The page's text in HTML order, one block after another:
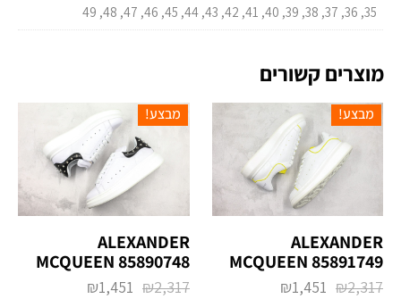
35, 36, 37, 38, 39, 40, 41, 42, 43, 44, 45, 46, 47, 48, 49
מוצרים קשורים
מבצע!
ALEXANDER
MCQUEEN 85891749
₪2,317
₪1,451
מבצע!
ALEXANDER
MCQUEEN 85890748
₪2,317
₪1,451